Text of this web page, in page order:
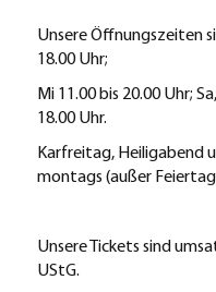
Unsere Öffnungszeiten
18.00 Uhr;
Mi 11.00 bis 20.00 Uhr;
18.00 Uhr.
Karfreitag, Heiligabend
montags (außer
Unsere Tickets sind
UStG.